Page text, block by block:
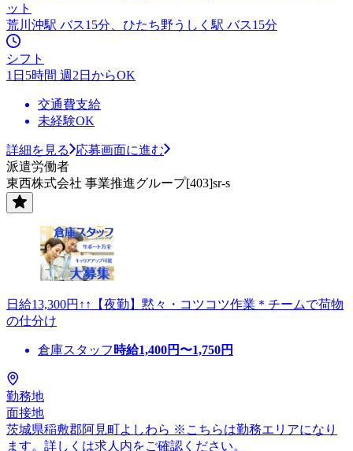
ット
荒川沖駅 バス15分、ひたち野うしく駅 バス15分
シフト
1日5時間 週2日からOK
交通費支給
未経験OK
詳細を見る
応募画面に進む
派遣労働者
東西株式会社 事業推進グループ[403]sr-s
日給13,300円↑↑【夜勤】黙々・コツコツ作業＊チームで荷物
の仕分け
倉庫スタッフ 時給1,400円〜1,750円
勤務地
面接地
茨城県稲敷郡阿見町よしわら ※こちらは勤務エリアになり
ます。詳しくは求人内をご確認ください。